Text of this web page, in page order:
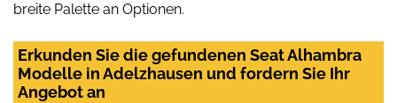
breite Palette an Optionen.
Erkunden Sie die gefundenen Seat Alhambra
Modelle in Adelzhausen und fordern Sie Ihr
Angebot an